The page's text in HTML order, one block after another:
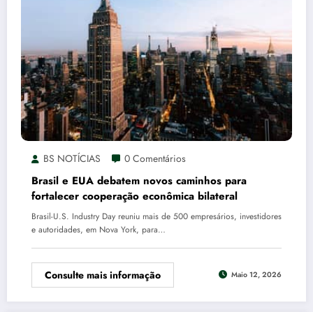
BS NOTÍCIAS 0 Comentários
Brasil e EUA debatem novos caminhos para
fortalecer cooperação econômica bilateral
Brasil-U.S. Industry Day reuniu mais de 500 empresários, investidores
e autoridades, em Nova York, para…
Consulte mais informação Maio 12, 2026